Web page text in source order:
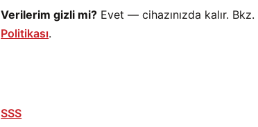
Verilerim gizli mi? Evet — cihazınızda kalır. Bkz.
Politikası.
SSS